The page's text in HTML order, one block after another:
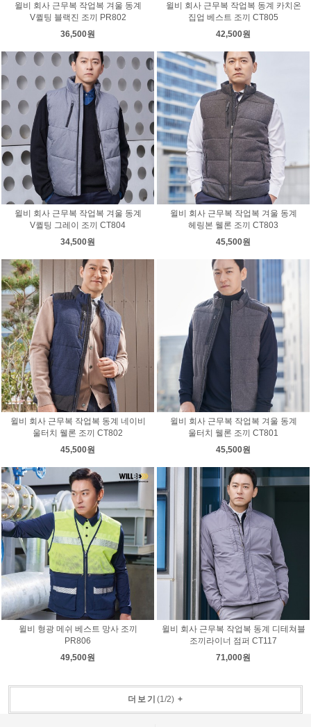
윌비 회사 근무복 작업복 겨울 동계
V퀼팅 블랙진 조끼 PR802
36,500원
윌비 회사 근무복 작업복 동계 카치온
집업 베스트 조끼 CT805
42,500원
윌비 회사 근무복 작업복 겨울 동계
V퀼팅 그레이 조끼 CT804
34,500원
윌비 회사 근무복 작업복 겨울 동계
헤링본 웰론 조끼 CT803
45,500원
윌비 회사 근무복 작업복 동계 네이비
울터치 웰론 조끼 CT802
45,500원
윌비 회사 근무복 작업복 겨울 동계
울터치 웰론 조끼 CT801
45,500원
윌비 형광 메쉬 베스트 망사 조끼
PR806
49,500원
윌비 회사 근무복 작업복 동계 디테쳐블
조끼라이너 점퍼 CT117
71,000원
더보기 (1/2)+